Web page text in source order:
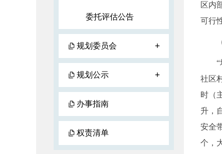
委托评估公告
规划委员会 +
规划公示 +
办事指南
权责清单
区内
可行
（
“塔
社区
时（
升，
安全
个，